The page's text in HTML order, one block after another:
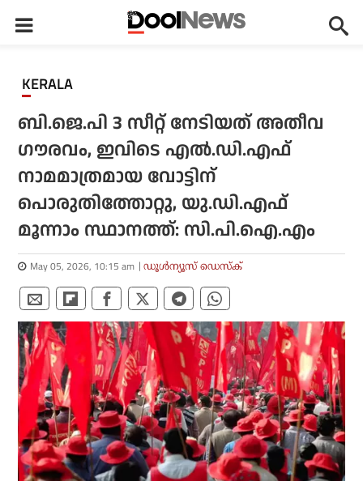
KERALA
ബി.ജെ.പി 3 സീറ്റ് നേടിയത് അതീവ
ഗൗരവം, ഇവിടെ എല്‍.ഡി.എഫ്
നാമമാത്രമായ വോട്ടിന്
പൊരുതിത്തോറ്റു, യു.ഡി.എഫ്
മൂന്നാം സ്ഥാനത്ത്: സി.പി.ഐ.എം
May 05, 2026, 10:15 am ഡൂള്‍ന്യൂസ് ഡെസ്‌ക്